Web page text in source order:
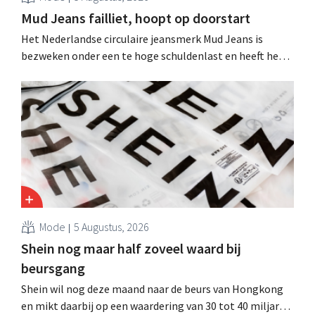
Mud Jeans failliet, hoopt op doorstart
Het Nederlandse circulaire jeansmerk Mud Jeans is
bezweken onder een te hoge schuldenlast en heeft het
evenwel dat het verhaal hiermee niet eindigt.
Mode 5 Augustus, 2026
Shein nog maar half zoveel waard bij
beursgang
Shein wil nog deze maand naar de beurs van Hongkong
en mikt daarbij op een waardering van 30 tot 40 miljard